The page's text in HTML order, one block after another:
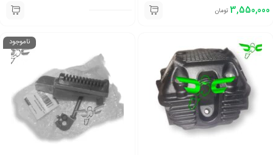
3,550,000 تومان
ناموجود